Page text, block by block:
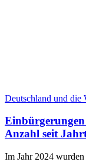
Deutschland und die
Einbürgerungen
Anzahl seit
Im Jahr 2024